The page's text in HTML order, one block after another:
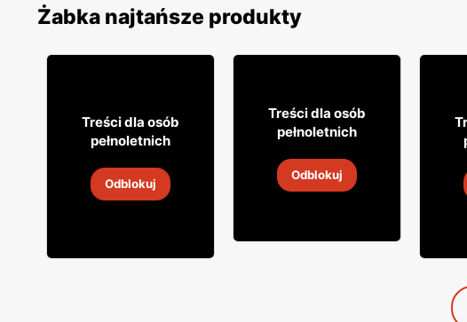
Żabka najtańsze produkty
49
Napój alkoholowy Soplica
18 sie 2026
Treści dla osób
pełnoletnich
Odblokuj
16 99
18 sie 2026
Treści dla osób
pełnoletnich
Odblokuj
7
Drink